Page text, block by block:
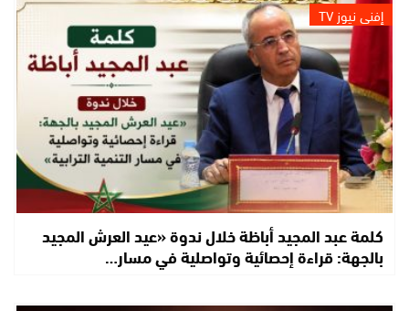
إفني نيوز TV
كلمة عبد المجيد أباظة خلال ندوة «عيد العرش المجيد
بالجهة: قراءة إحصائية وتواصلية في مسار…